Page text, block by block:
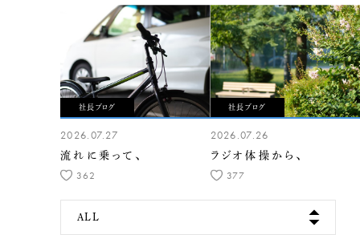
社長ブログ
2026.07.27
流れに乗って、
362
社長ブログ
2026.07.26
ラジオ体操から、
377
ALL